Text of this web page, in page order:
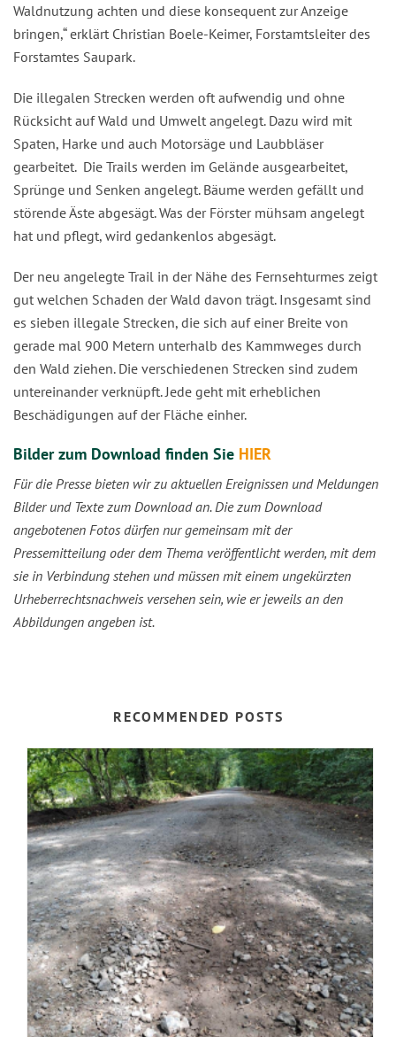
Waldnutzung achten und diese konsequent zur Anzeige
bringen,“ erklärt Christian Boele-Keimer, Forstamtsleiter des
Forstamtes Saupark.
Die illegalen Strecken werden oft aufwendig und ohne
Rücksicht auf Wald und Umwelt angelegt. Dazu wird mit
Spaten, Harke und auch Motorsäge und Laubbläser
gearbeitet. Die Trails werden im Gelände ausgearbeitet,
Sprünge und Senken angelegt. Bäume werden gefällt und
störende Äste abgesägt. Was der Förster mühsam angelegt
hat und pflegt, wird gedankenlos abgesägt.
Der neu angelegte Trail in der Nähe des Fernsehturmes zeigt
gut welchen Schaden der Wald davon trägt. Insgesamt sind
es sieben illegale Strecken, die sich auf einer Breite von
gerade mal 900 Metern unterhalb des Kammweges durch
den Wald ziehen. Die verschiedenen Strecken sind zudem
untereinander verknüpft. Jede geht mit erheblichen
Beschädigungen auf der Fläche einher.
Bilder zum Download finden Sie HIER
Für die Presse bieten wir zu aktuellen Ereignissen und Meldungen
Bilder und Texte zum Download an. Die zum Download
angebotenen Fotos dürfen nur gemeinsam mit der
Pressemitteilung oder dem Thema veröffentlicht werden, mit dem
sie in Verbindung stehen und müssen mit einem ungekürzten
Urheberrechtsnachweis versehen sein, wie er jeweils an den
Abbildungen angeben ist.
RECOMMENDED POSTS